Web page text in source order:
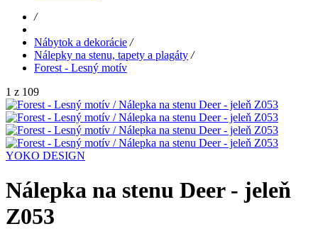
/
Nábytok a dekorácie /
Nálepky na stenu, tapety a plagáty /
Forest - Lesný motív
1 z 109
YOKO DESIGN
Nálepka na stenu Deer - jeleň
Z053